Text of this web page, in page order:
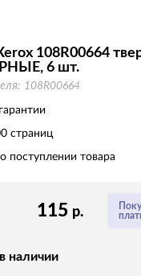
115 р.
наличии
108R00664
6 шт.
108R00664
страниц
поступлении товара